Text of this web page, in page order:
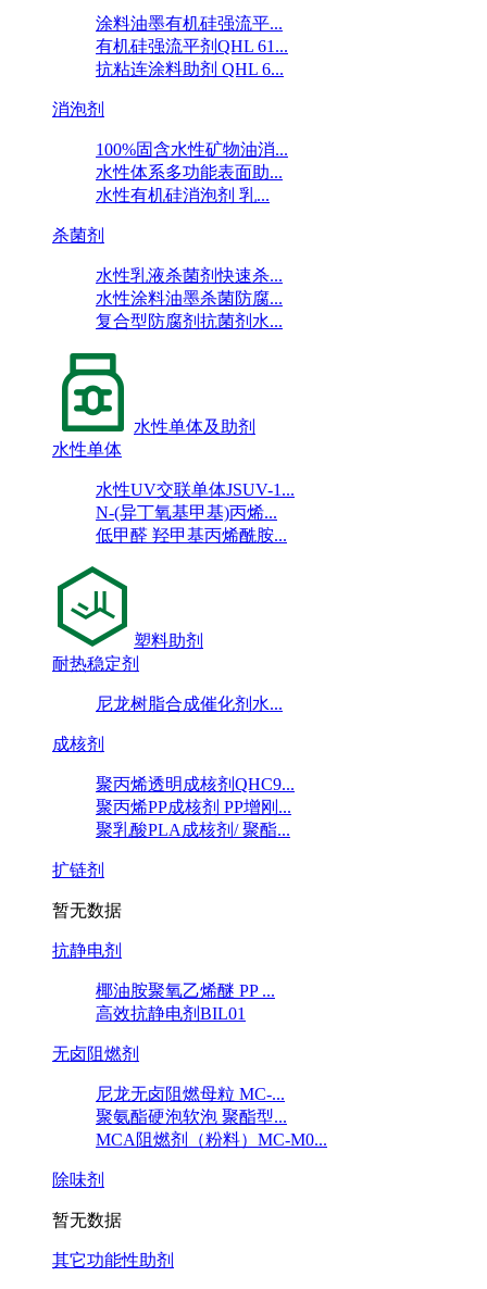
涂料油墨有机硅强流平...
有机硅强流平剂QHL 61...
抗粘连涂料助剂 QHL 6...
消泡剂
100%固含水性矿物油消...
水性体系多功能表面助...
水性有机硅消泡剂 乳...
杀菌剂
水性乳液杀菌剂快速杀...
水性涂料油墨杀菌防腐...
复合型防腐剂抗菌剂水...
水性单体及助剂
水性单体
水性UV交联单体JSUV-1...
N-(异丁氧基甲基)丙烯...
低甲醛 羟甲基丙烯酰胺...
塑料助剂
耐热稳定剂
尼龙树脂合成催化剂水...
成核剂
聚丙烯透明成核剂QHC9...
聚丙烯PP成核剂 PP增刚...
聚乳酸PLA成核剂/ 聚酯...
扩链剂
暂无数据
抗静电剂
椰油胺聚氧乙烯醚 PP ...
高效抗静电剂BIL01
无卤阻燃剂
尼龙无卤阻燃母粒 MC-...
聚氨酯硬泡软泡 聚酯型...
MCA阻燃剂（粉料）MC-M0...
除味剂
暂无数据
其它功能性助剂